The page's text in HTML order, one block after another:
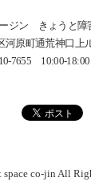
ジン きょうと障
河原町通荒神口上
7655 10:00-
co-jin All